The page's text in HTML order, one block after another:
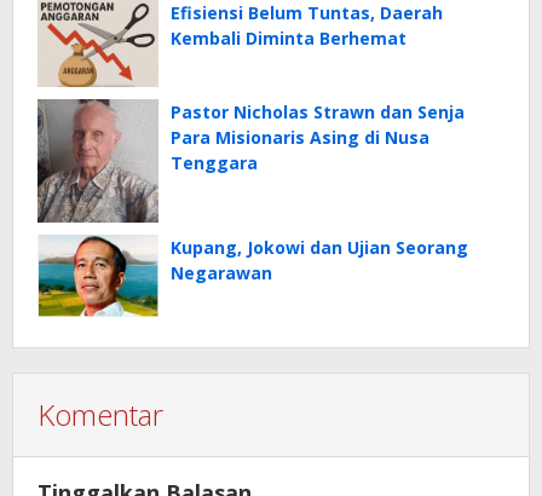
Efisiensi Belum Tuntas, Daerah
Kembali Diminta Berhemat
Pastor Nicholas Strawn dan Senja
Para Misionaris Asing di Nusa
Tenggara
Kupang, Jokowi dan Ujian Seorang
Negarawan
Komentar